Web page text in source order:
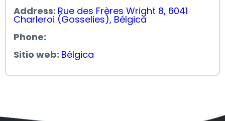
Address: Rue des Frères Wright 8, 6041
Charleroi (Gosselies), Bélgica
Phone:
Sitio web: Bélgica